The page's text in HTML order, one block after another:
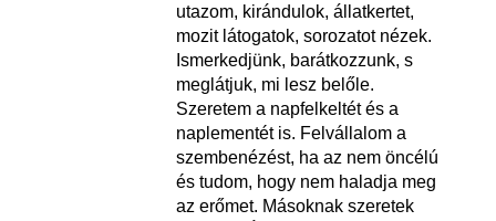
utazom, kirándulok, állatkertet,
mozit látogatok, sorozatot nézek.
Ismerkedjünk, barátkozzunk, s
meglátjuk, mi lesz belőle.
Szeretem a napfelkeltét és a
naplementét is. Felvállalom a
szembenézést, ha az nem öncélú
és tudom, hogy nem haladja meg
az erőmet. Másoknak szeretek